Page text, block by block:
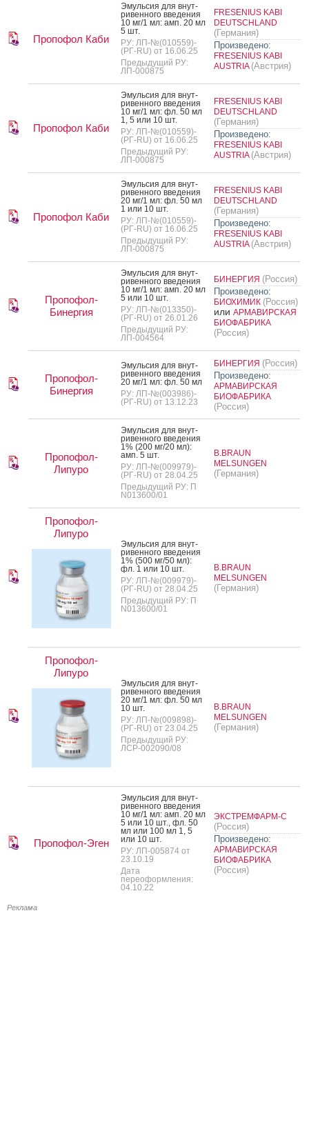
Пропофол Каби
Эмуль­сия для внут­
ри­вен­но­го вве­дения
10 мг/1 мл: амп. 20 мл
5 шт.
РУ: ЛП-№(010559)-
(РГ-RU) от 16.06.25
Предыдущий РУ:
ЛП-000875
FRESENIUS KABI
DEUTSCHLAND
(Германия)
Произведено:
FRESENIUS KABI
AUSTRIA (Австрия)
Пропофол Каби
Эмуль­сия для внут­
ри­вен­но­го вве­дения
10 мг/1 мл: фл. 50 мл
1, 5 или 10 шт.
РУ: ЛП-№(010559)-
(РГ-RU) от 16.06.25
Предыдущий РУ:
ЛП-000875
FRESENIUS KABI
DEUTSCHLAND
(Германия)
Произведено:
FRESENIUS KABI
AUSTRIA (Австрия)
Пропофол Каби
Эмуль­сия для внут­
ри­вен­но­го вве­дения
20 мг/1 мл: фл. 50 мл
1 или 10 шт.
РУ: ЛП-№(010559)-
(РГ-RU) от 16.06.25
Предыдущий РУ:
ЛП-000875
FRESENIUS KABI
DEUTSCHLAND
(Германия)
Произведено:
FRESENIUS KABI
AUSTRIA (Австрия)
Пропофол-
Бинергия
Эмуль­сия для внут­
ри­вен­но­го вве­дения
10 мг/1 мл: амп. 20 мл
5 или 10 шт.
РУ: ЛП-№(013350)-
(РГ-RU) от 26.01.26
Предыдущий РУ:
ЛП-004564
БИНЕРГИЯ (Россия)
Произведено:
БИОХИМИК (Россия)
или АРМАВИРСКАЯ
БИОФАБРИКА
(Россия)
Пропофол-
Бинергия
Эмуль­сия для внут­
ри­вен­но­го вве­дения
20 мг/1 мл: фл. 50 мл
РУ: ЛП-№(003986)-
(РГ-RU) от 13.12.23
БИНЕРГИЯ (Россия)
Произведено:
АРМАВИРСКАЯ
БИОФАБРИКА
(Россия)
Пропофол-
Липуро
Эмуль­сия для внут­
ри­вен­но­го вве­дения
1% (200 мг/20 мл):
амп. 5 шт.
РУ: ЛП-№(009979)-
(РГ-RU) от 28.04.25
Предыдущий РУ: П
N013600/01
B.BRAUN
MELSUNGEN
(Германия)
Пропофол-
Липуро
Эмуль­сия для внут­
ри­вен­но­го вве­дения
1% (500 мг/50 мл):
фл. 1 или 10 шт.
РУ: ЛП-№(009979)-
(РГ-RU) от 28.04.25
Предыдущий РУ: П
N013600/01
B.BRAUN
MELSUNGEN
(Германия)
Пропофол-
Липуро
Эмуль­сия для внут­
ри­вен­но­го вве­дения
20 мг/1 мл: фл. 50 мл
10 шт.
РУ: ЛП-№(009898)-
(РГ-RU) от 23.04.25
Предыдущий РУ:
ЛСР-002090/08
B.BRAUN
MELSUNGEN
(Германия)
Пропофол-Эген
Эмуль­сия для внут­
ри­вен­но­го вве­дения
10 мг/1 мл: амп. 20 мл
5 или 10 шт., фл. 50
мл или 100 мл 1, 5
или 10 шт.
РУ: ЛП-005874 от
23.10.19
Дата
переоформления:
04.10.22
ЭКСТРЕМФАРМ-С
(Россия)
Произведено:
АРМАВИРСКАЯ
БИОФАБРИКА
(Россия)
Реклама